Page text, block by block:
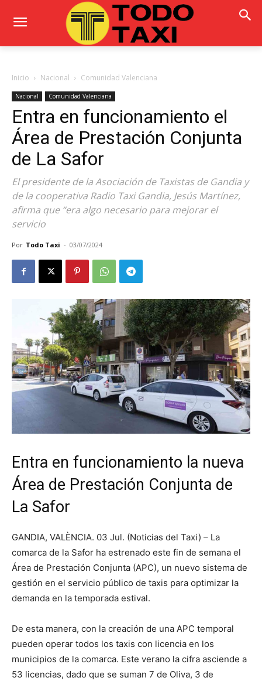
Inicio Nacional Comunidad Valenciana
Nacional Comunidad Valenciana
Entra en funcionamiento el
Área de Prestación Conjunta
de La Safor
El presidente de la Asociación de Taxistas de Gandia y
de la cooperativa Radio Taxi Gandia, Jesús Martínez,
afirma que “era algo necesario para mejorar el
servicio
Por Todo Taxi - 03/07/2024
Entra en funcionamiento la nueva
Área de Prestación Conjunta de
La Safor
GANDIA, VALÈNCIA. 03 Jul. (Noticias del Taxi) – La
comarca de la Safor ha estrenado este fin de semana el
Área de Prestación Conjunta (APC), un nuevo sistema de
gestión en el servicio público de taxis para optimizar la
demanda en la temporada estival.
De esta manera, con la creación de una APC temporal
pueden operar todos los taxis con licencia en los
municipios de la comarca. Este verano la cifra asciende a
53 licencias, dado que se suman 7 de Oliva, 3 de